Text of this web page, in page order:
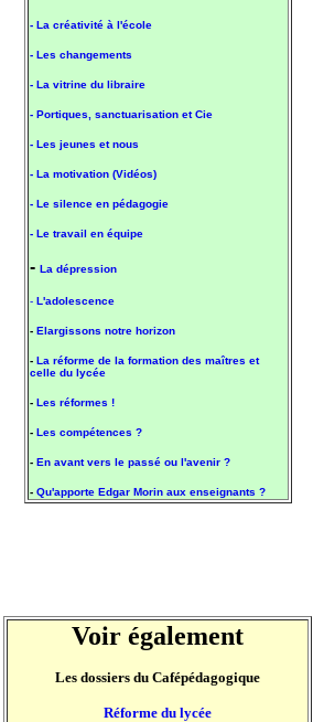
- La créativité à l'école
- Les changements
- La vitrine du libraire
- Portiques, sanctuarisation et Cie
- Les jeunes et nous
- La motivation (Vidéos)
- Le silence en pédagogie
- Le travail en équipe
- La dépression
-L'adolescence
- Elargissons notre horizon
- La réforme de la formation des maîtres et
celle du lycée
- Les réformes !
- Les compétences ?
- En avant vers le passé ou l'avenir ?
- Qu'apporte Edgar Morin aux enseignants ?
Voir également
Les dossiers du Cafépédagogique
Réforme du lycée